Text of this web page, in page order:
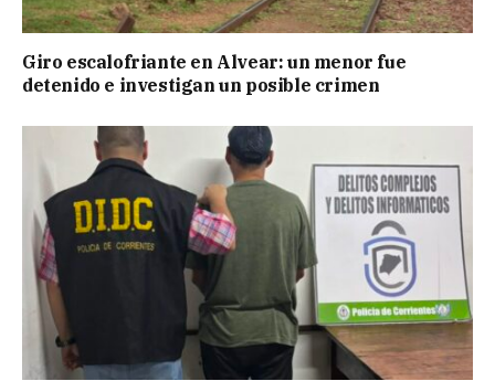
Giro escalofriante en Alvear: un menor fue
detenido e investigan un posible crimen